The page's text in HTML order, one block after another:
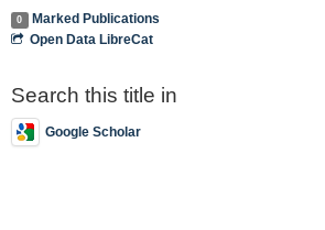
0
Marked Publications
Open Data LibreCat
Search this title in
Google Scholar